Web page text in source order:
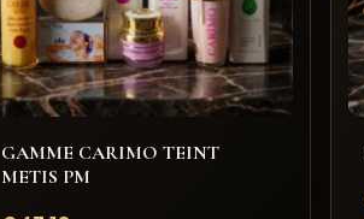
GAMME CARIMO TEINT
METIS PM